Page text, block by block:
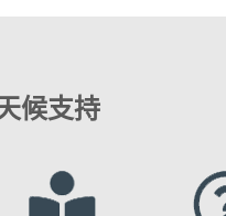
候支持